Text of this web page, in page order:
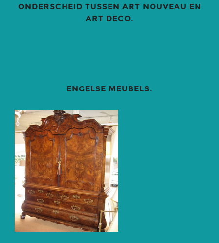
ONDERSCHEID TUSSEN ART NOUVEAU EN
ART DECO.
ENGELSE MEUBELS.